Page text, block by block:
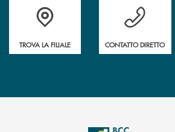
Accedi all' elenco completo delle filiali
TROVA LA FILIALE
Hai bisogno di
CONTATTO DIRETTO